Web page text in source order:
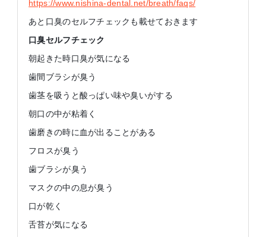
https://www.nishina-dental.net/breath/faqs/
あと口臭のセルフチェックも載せておきます
口臭セルフチェック
朝起きた時口臭が気になる
歯間ブラシが臭う
歯茎を吸うと酸っぱい味や臭いがする
朝口の中が粘着く
歯磨きの時に血が出ることがある
フロスが臭う
歯ブラシが臭う
マスクの中の息が臭う
口が乾く
舌苔が気になる